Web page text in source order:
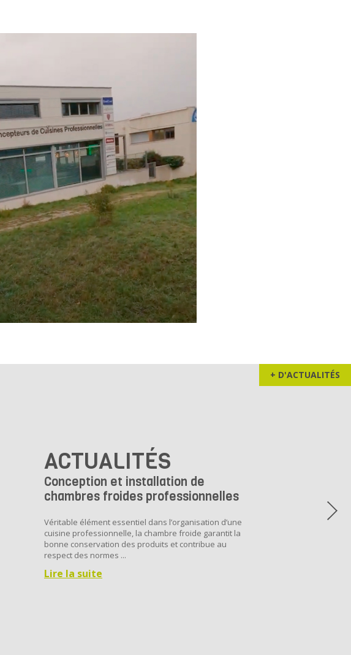
+ D'ACTUALITÉS
ACTUALITÉS
Conception et installation de
chambres froides professionnelles
Véritable élément essentiel dans l’organisation d’une
cuisine professionnelle, la chambre froide garantit la
bonne conservation des produits et contribue au
respect des normes ...
Lire la suite